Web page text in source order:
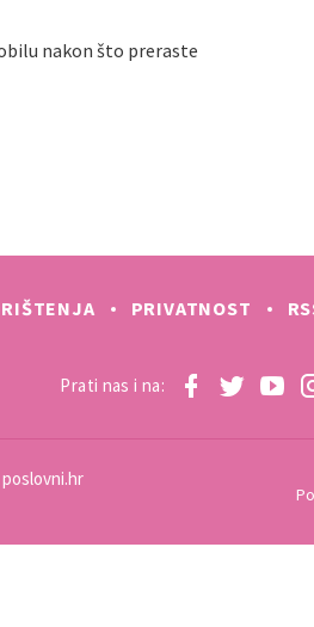
nakon što preraste
PRIVATNOST
Prati nas i na:
poslovni.hr